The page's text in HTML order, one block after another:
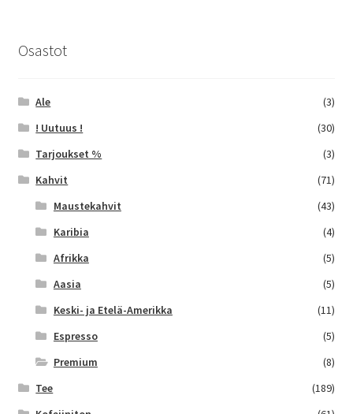
Osastot
Ale
(3)
! Uutuus !
(30)
Tarjoukset %
(3)
Kahvit
(71)
Maustekahvit
(43)
Karibia
(4)
Afrikka
(5)
Aasia
(5)
Keski- ja Etelä-Amerikka
(11)
Espresso
(5)
Premium
(8)
Tee
(189)